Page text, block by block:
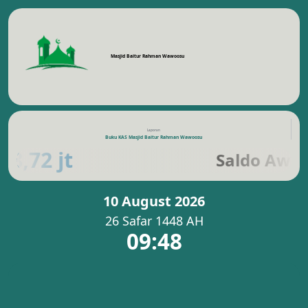
Masjid Baitur Rahman Wawoosu
Laporan
Buku KAS Masjid Baitur Rahman Wawoosu
8,72 jt Saldo Awal
10 August 2026
26 Safar 1448 AH
09:48